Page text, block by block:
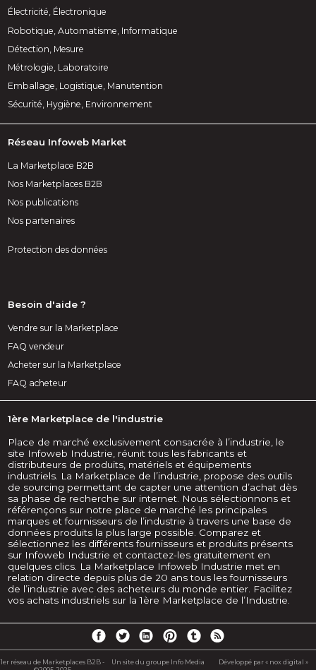
Électricité, Électronique
Robotique, Automatisme, Informatique
Détection, Mesure
Métrologie, Laboratoire
Emballage, Logistique, Manutention
Sécurité, Hygiène, Environnement
Réseau Infoweb Market
La Marketplace B2B
Nos Marketplaces B2B
Nos publications
Nos partenaires
Protection des données
Besoin d'aide ?
Vendre sur la Marketplace
FAQ vendeur
Acheter sur la Marketplace
FAQ acheteur
1ère Marketplace de l'industrie
Place de marché exclusivement consacrée à l’industrie, le
site Infoweb Industrie, réunit tous les fabricants et
distributeurs de produits, matériels et équipements
industriels. La Marketplace de l’industrie, propose des outils
de sourcing permettant de capter une attention d’achat dès
sa phase de recherche sur internet. Nous sélectionnons et
référençons sur notre place de marché les principales
marques et fournisseurs de l’industrie à travers une base de
données produits la plus large possible. Comparez et
sélectionnez les différents fournisseurs et produits présents
sur Infoweb Industrie et contactez-les gratuitement en
quelques clics. La Marketplace Infoweb Industrie met en
relation directe depuis plus de 20 ans tous les fournisseurs
de l’industrie avec des acheteurs du monde entier. Facilitez
vos achats industriels sur la 1ère Marketplace de l’Industrie.
1er réseau de Marketplaces B2B -
Un site du groupe Info Media Développé par « nox digital »